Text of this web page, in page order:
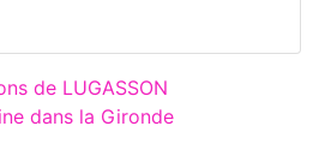
de LUGASSON
dans la Gironde